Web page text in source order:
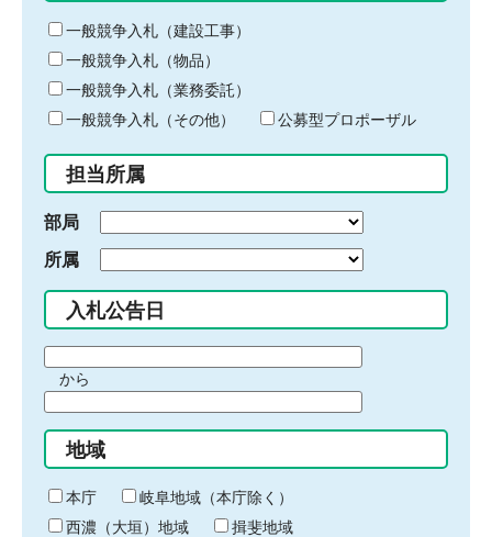
キ
ー
ワ
ー
ド
入
力
一般競争入札（建設工事）
一般競争入札（物品）
一般競争入札（業務委託）
一般競争入札（その他）
公募型プロポーザル
担当所属
部局
所属
入札公告日
間
始
り
から
間
終
わ
り
地域
本庁
岐阜地域（本庁除く）
西濃（大垣）地域
揖斐地域